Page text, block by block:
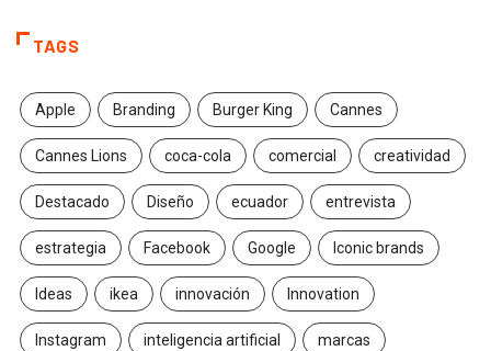
TAGS
Apple Branding Burger King Cannes
Cannes Lions coca-cola comercial creatividad
Destacado Diseño ecuador entrevista
estrategia Facebook Google Iconic brands
Ideas ikea innovación Innovation
Instagram inteligencia artificial marcas